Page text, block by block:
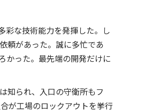
彩な技術能力を発揮した。し
頼があった。誠に多忙であ
かった。最先端の開発だけに
知られ、入口の守衛所もフ
が工場のロックアウトを挙行